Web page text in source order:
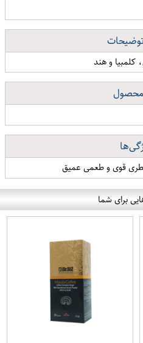
کلمبیا و هند
محصول
عطری قوی و طعمی عمیق
برای شما